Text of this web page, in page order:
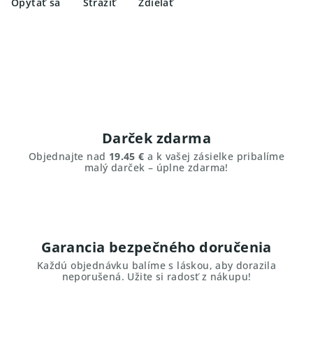
Darček zdarma
Objednajte nad 19.45 € a k vašej zásielke pribalíme
malý darček – úplne zdarma!
Garancia bezpečného doručenia
Každú objednávku balíme s láskou, aby dorazila
neporušená. Užite si radosť z nákupu!